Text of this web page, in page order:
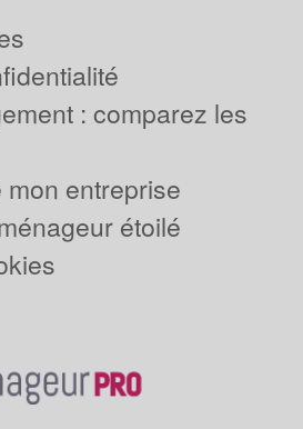
: comparez les
entreprise
étoilé